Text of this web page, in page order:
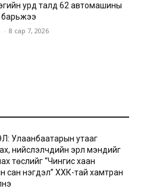
урд талд 62 автомашины
барьжээ
- 8 сар 7, 2026
Улаанбаатарын утааг
нийслэлчүүдийн эрүүл мэндийг
төслийг “Чингис хаан
сан нэгдэл” ХХК-тай хамтран